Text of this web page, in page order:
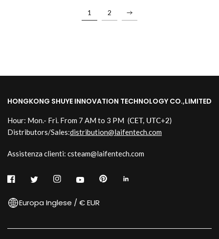
1 2
HONGKONG SHUYE INNOVATION TECHNOLOGY CO.,LIMITED
Hour: Mon.- Fri. From 7 AM to 3 PM (CET, UTC+2)
Distributors/Sales:distribution@laifentech.com
Assistenza clienti: csteam@laifentech.com
Europa Inglese / € EUR